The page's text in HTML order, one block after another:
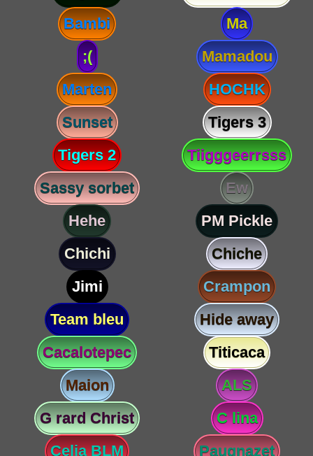
Bambi
Ma
;(
Mamadou
Marten
HOCHK
Sunset
Tigers 3
Tigers 2
Tiigggeerrsss
Sassy sorbet
Ew
Hehe
PM Pickle
Chichi
Chiche
Jimi
Crampon
Team bleu
Hide away
Cacalotepec
Titicaca
Maion
ALS
G rard Christ
C lina
Celia BLM
Paugnazet